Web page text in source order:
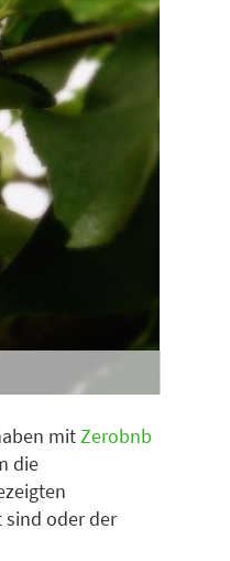
mitZerobnb
die
oder der